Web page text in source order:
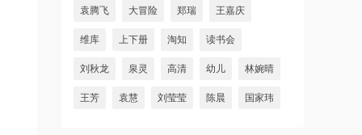
袁腾飞 大冒险 郑瑞 王嘉庆
维库 上下册 淘知 读书会
刘秋龙 泉灵 高清 幼儿 林婉晴
王芳 袁慧 刘莹莹 陈晨 国家玮